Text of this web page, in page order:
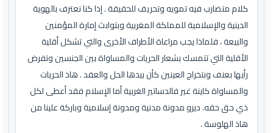
كلام متضارب فيه تمويه وتحريف للحقيقة . إذا كنا نعترف بالهوية
الدينية والإسلامية للمملكة المغربية وبتوابث إمارة المؤمنين
والبيعة ، فلماذا يجب مراعاة الأطراف الأخرى والتي تشكل أقلية
الأقلية التي تتمسك بشعار الحريات والمساواة بين الجنسين وتفرض
رأيها بعنف وبتخراج العينين كأن بيدها الحل والعقد . هاذ الحريات
والمساواة كاينة غير فالدساتير الغربية أما الإسلام فقد أعطى لكل
ذي حق حقه. ديرو مدونة مدنية ومدونة إسلامية وباركة علينا من
هاذ الهلوسة .